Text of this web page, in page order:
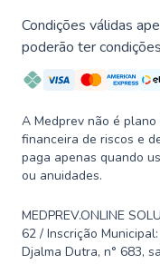
Condições válidas
poderão ter
A Medprev não é
financeira de riscos e
paga apenas quando
ou anuidades.
MEDPREV.ONLINE
62 / Inscrição
Djalma Dutra, n° 683,